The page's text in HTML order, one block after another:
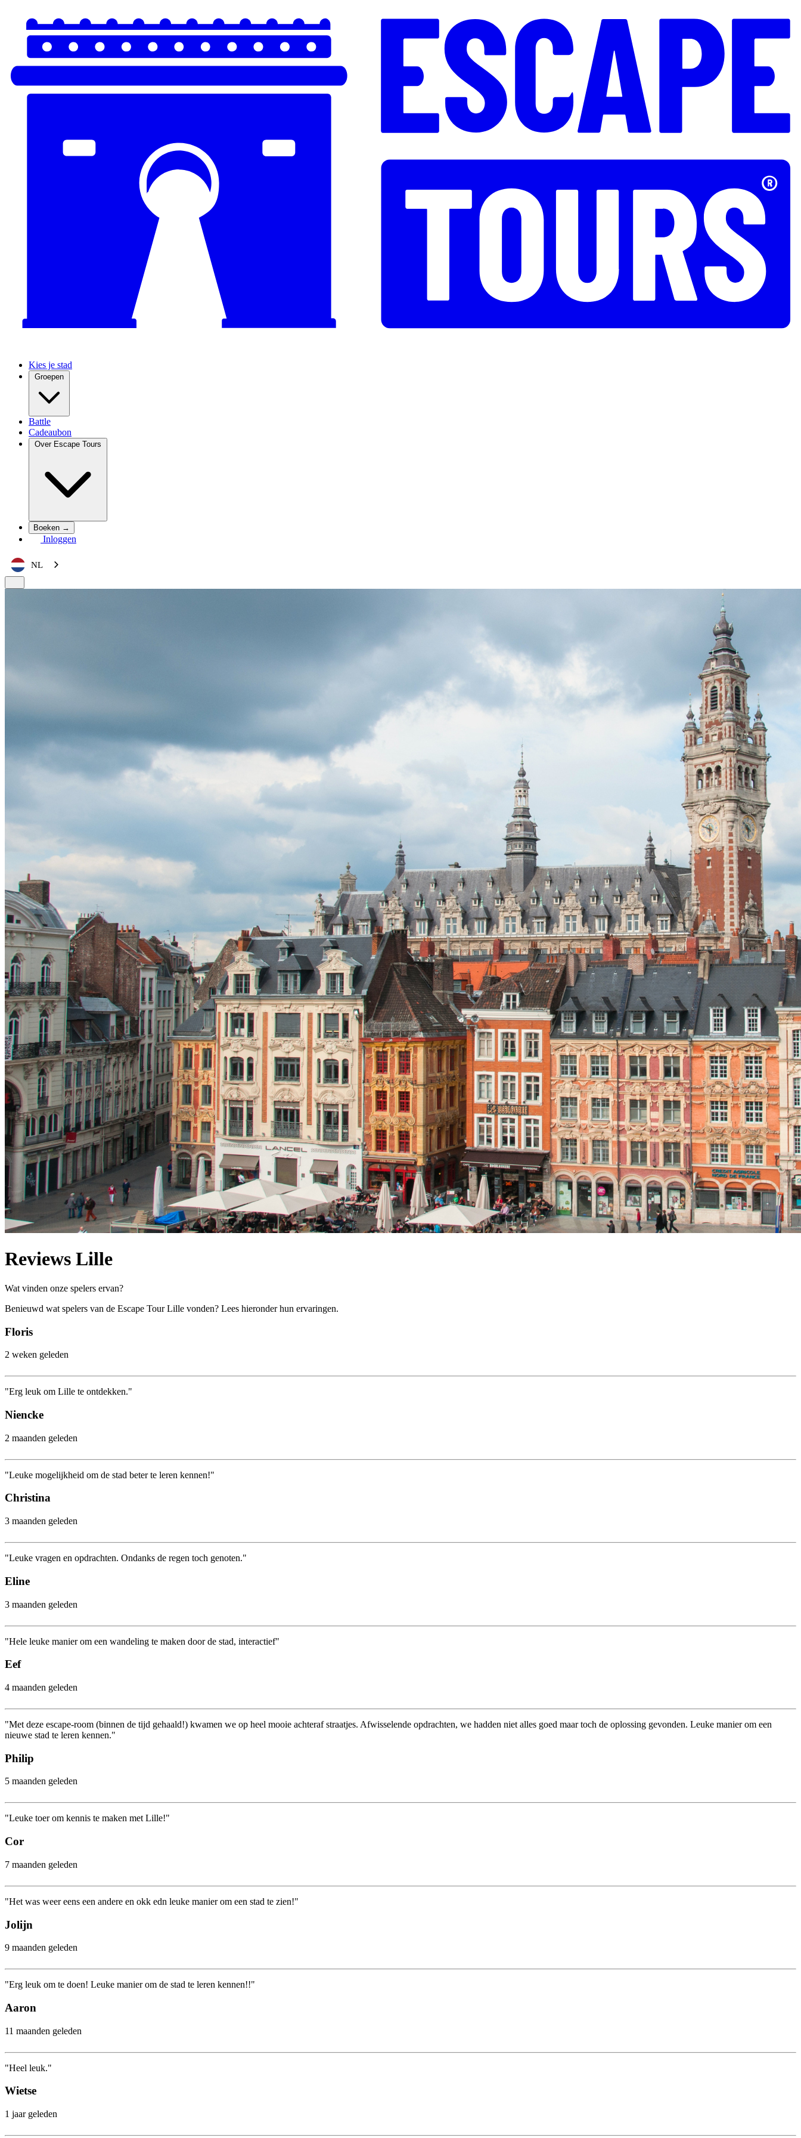
Kies je stad
Groepen
Battle
Cadeaubon
Over Escape Tours
Boeken →
Inloggen
NL
Reviews Lille
Wat vinden onze spelers ervan?
Benieuwd wat spelers van de Escape Tour Lille vonden? Lees hieronder hun ervaringen.
Floris
2 weken geleden
"Erg leuk om Lille te ontdekken."
Niencke
2 maanden geleden
"Leuke mogelijkheid om de stad beter te leren kennen!"
Christina
3 maanden geleden
"Leuke vragen en opdrachten. Ondanks de regen toch genoten."
Eline
3 maanden geleden
"Hele leuke manier om een wandeling te maken door de stad, interactief"
Eef
4 maanden geleden
"Met deze escape-room (binnen de tijd gehaald!) kwamen we op heel mooie achteraf straatjes. Afwisselende opdrachten, we hadden niet alles goed maar toch de oplossing gevonden. Leuke manier om een
nieuwe stad te leren kennen."
Philip
5 maanden geleden
"Leuke toer om kennis te maken met Lille!"
Cor
7 maanden geleden
"Het was weer eens een andere en okk edn leuke manier om een stad te zien!"
Jolijn
9 maanden geleden
"Erg leuk om te doen! Leuke manier om de stad te leren kennen!!"
Aaron
11 maanden geleden
"Heel leuk."
Wietse
1 jaar geleden